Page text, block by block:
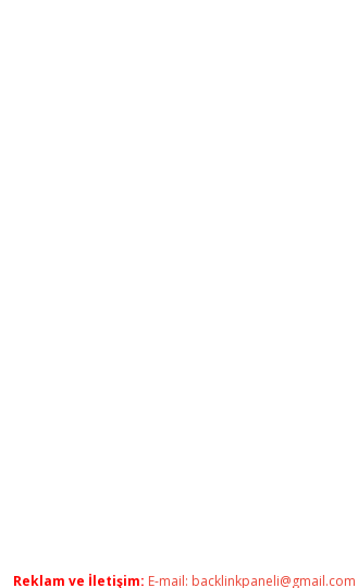
Reklam ve İletişim: E-mail: backlinkpaneli@gmail.com